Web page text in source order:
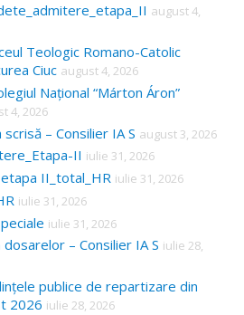
august 4,
Teologic Romano-Catolic
Ciuc august 4, 2026
Național “Márton Áron”
4, 2026
– Consilier IA S august 3, 2026
II iulie 31, 2026
II_total_HR iulie 31, 2026
iulie 31, 2026
iulie 31, 2026
– Consilier IA S iulie 28,
publice de repartizare din
2026 iulie 28, 2026